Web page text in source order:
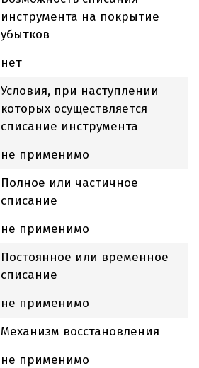
инструмента на покрытие
убытков
нет
Условия, при наступлении
которых осуществляется
списание инструмента
не применимо
Полное или частичное
списание
не применимо
Постоянное или временное
списание
не применимо
Механизм восстановления
не применимо